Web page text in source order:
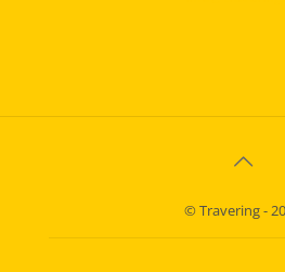
© Travering -